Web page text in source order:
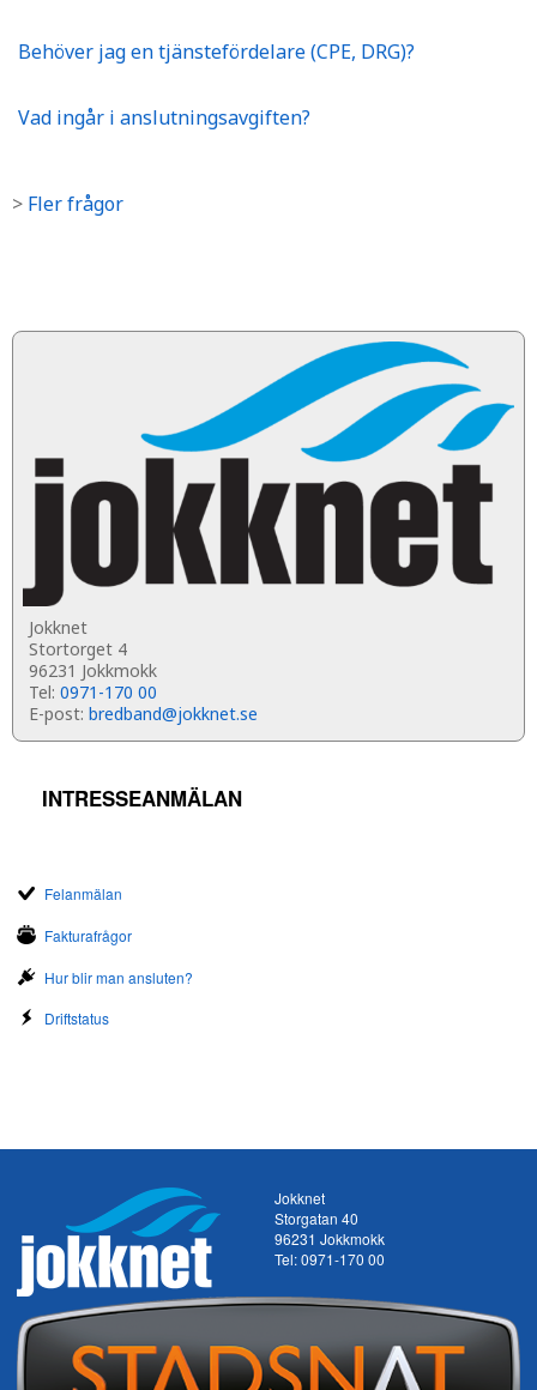
Behöver jag en tjänstefördelare (CPE, DRG)?
Vad ingår i anslutningsavgiften?
> Fler frågor
Jokknet
Stortorget 4
96231 Jokkmokk
Tel: 0971-170 00
E-post: bredband@jokknet.se
INTRESSEANMÄLAN
Felanmälan
Fakturafrågor
Hur blir man ansluten?
Driftstatus
Jokknet
Storgatan 40
96231 Jokkmokk
Tel:0971-170 00